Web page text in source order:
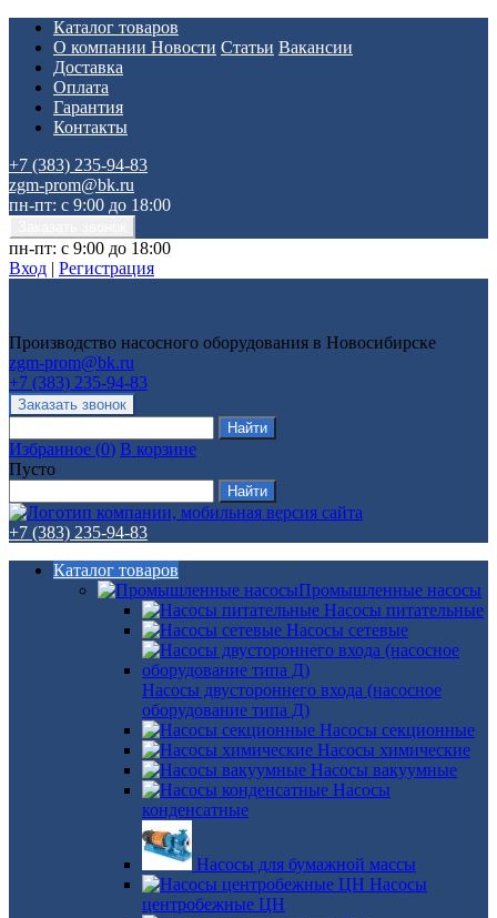
Каталог товаров
О компании Новости Статьи Вакансии
Доставка
Оплата
Гарантия
Контакты
+7 (383) 235-94-83
zgm-prom@bk.ru
пн-пт: с 9:00 до 18:00
пн-пт: с 9:00 до 18:00
Вход | Регистрация
Производство насосного оборудования в Новосибирске
zgm-prom@bk.ru
+7 (383) 235-94-83
Избранное (0) В корзине
Пусто
+7 (383) 235-94-83
Каталог товаров
Промышленные насосы
Насосы питательные
Насосы сетевые
Насосы двустороннего входа (насосное
оборудование типа Д)
Насосы секционные
Насосы химические
Насосы вакуумные
Насосы
конденсатные
Насосы для бумажной массы
Насосы
центробежные ЦН